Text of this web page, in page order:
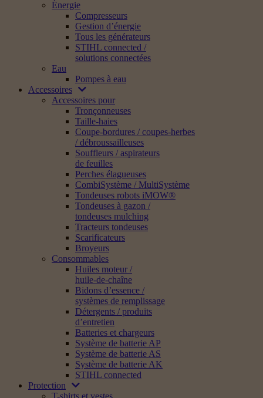
Énergie
Compresseurs
Gestion d’énergie
Tous les générateurs
STIHL connected /
solutions connectées
Eau
Pompes à eau
Accessoires
Accessoires pour
Tronçonneuses
Taille-haies
Coupe-bordures / coupes-herbes
/ débroussailleuses
Souffleurs / aspirateurs
de feuilles
Perches élagueuses
CombiSystème / MultiSystème
Tondeuses robots iMOW®
Tondeuses à gazon /
tondeuses mulching
Tracteurs tondeuses
Scarificateurs
Broyeurs
Consommables
Huiles moteur /
huile-de-chaîne
Bidons d’essence /
systèmes de remplissage
Détergents / produits
d’entretien
Batteries et chargeurs
Système de batterie AP
Système de batterie AS
Système de batterie AK
STIHL connected
Protection
T-shirts et vestes